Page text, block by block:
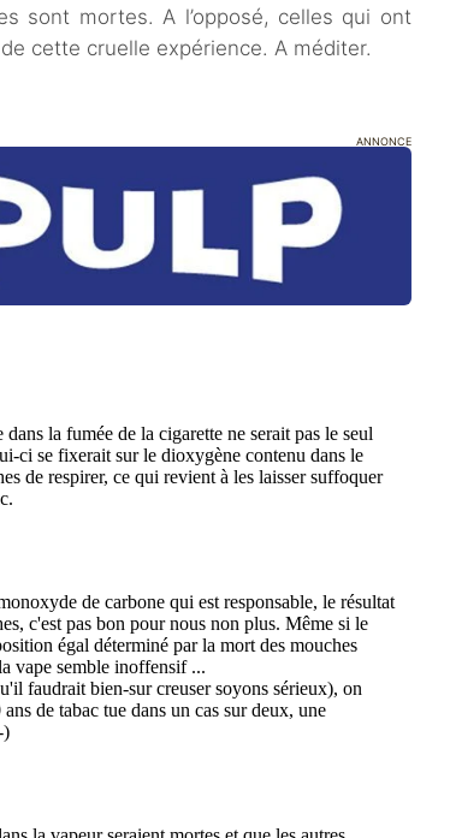
sont mortes. A l’opposé, celles qui ont
cette cruelle expérience. A méditer.
ANNONCE